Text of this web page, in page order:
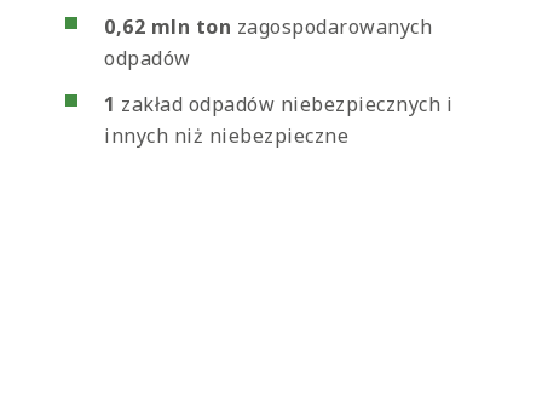
0,62 mln ton zagospodarowanych
odpadów
1 zakład odpadów niebezpiecznych i
innych niż niebezpieczne